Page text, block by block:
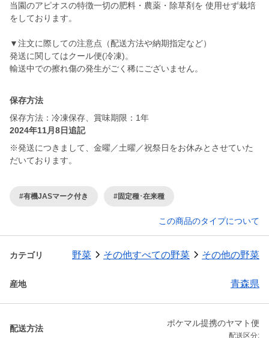
当園のアピオスの特徴一切の肥料・農薬・除草剤を 使用せず栽培
をしております。
▼注文に際しての注意点（配送方法や納期指定など）
発送に関してはクール便(冷凍)。
輸送中での擦れ傷の発生がごく稀にございません。
保存方法
保存方法：冷凍保存、賞味期限：1年
2024年11月8日追記
※発送につきまして、金曜／土曜／祝祭日をお休みとさせていた
だいております。
#有機JASマーク付き #固定種･在来種
この商品のタイプについて
カテゴリ 野菜 その他すべての野菜 その他の野菜
産地 青森県
配送方法
ポケマル提携のヤマト便
配送区分: